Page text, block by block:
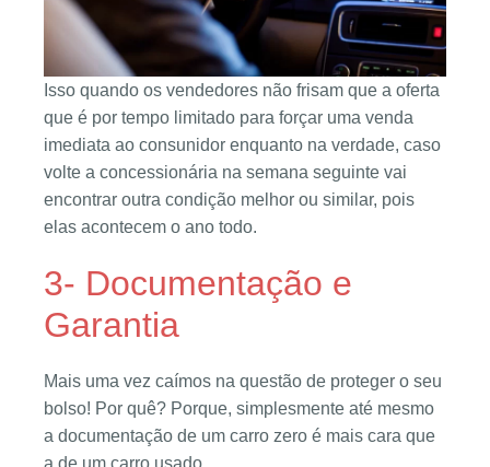
Isso quando os vendedores não frisam que a oferta
que é por tempo limitado para forçar uma venda
imediata ao consunidor enquanto na verdade, caso
volte a concessionária na semana seguinte vai
encontrar outra condição melhor ou similar, pois
elas acontecem o ano todo.
3- Documentação e
Garantia
Mais uma vez caímos na questão de proteger o seu
bolso! Por quê? Porque, simplesmente até mesmo
a documentação de um carro zero é mais cara que